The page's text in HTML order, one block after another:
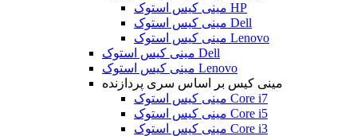
مینی کیس استوک HP
مینی کیس استوک Dell
مینی کیس استوک Lenovo
مینی کیس استوک Dell
مینی کیس استوک Lenovo
مینی کیس بر اساس سری پردازنده
مینی کیس استوک Core i7
مینی کیس استوک Core i5
مینی کیس استوک Core i3